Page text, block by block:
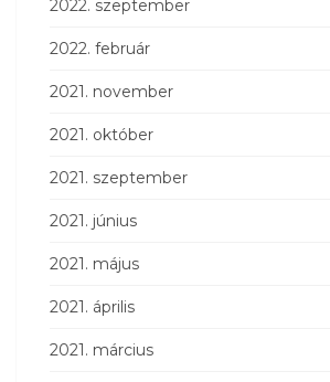
2022. szeptember
2022. február
2021. november
2021. október
2021. szeptember
2021. június
2021. május
2021. április
2021. március